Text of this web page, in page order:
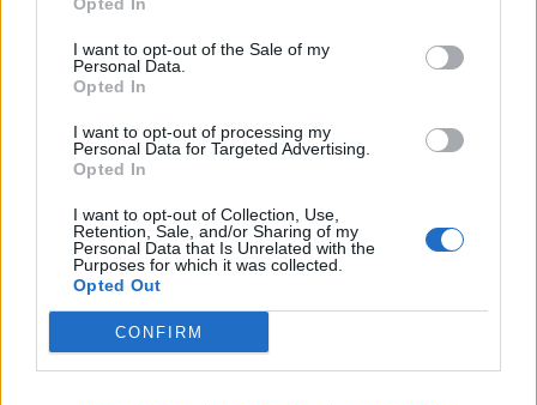
I want to opt-out of the Sale of my
Personal Data.
Opted In
I want to opt-out of processing my
Personal Data for Targeted Advertising.
Opted In
I want to opt-out of Collection, Use,
Retention, Sale, and/or Sharing of my
Personal Data that Is Unrelated with the
Purposes for which it was collected.
Opted Out
CONFIRM
2026. augusztus 08., szombat
Nicușor Dan: prioritásként kell
kezelni az euró bevezetését